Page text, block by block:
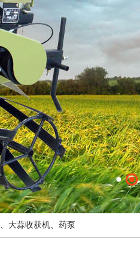
、 大蒜收获机、 药泵